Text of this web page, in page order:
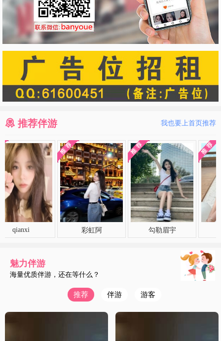
推荐伴游 我也要上首页推荐
勾勒眉宇
魅力伴游
海量优质伴游，还在等什么？
推荐 伴游 游客